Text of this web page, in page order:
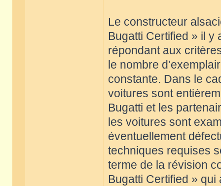
Le constructeur
Bugatti Certified » il y
répondant aux
le nombre
constante. Dans le
voitures sont
Bugatti et les
les voitures sont
éventuellement
techniques requises
terme de la révision
Bugatti Certified »